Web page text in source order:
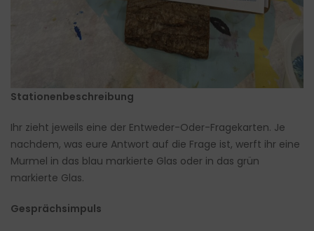
Stationenbeschreibung
Ihr zieht jeweils eine der Entweder-Oder-Fragekarten. Je
nachdem, was eure Antwort auf die Frage ist, werft ihr eine
Murmel in das blau markierte Glas oder in das grün
markierte Glas.
Gesprächsimpuls